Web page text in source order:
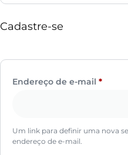
Cadastre-se
Endereço de e-mail *
Um link para definir uma nova
endereço de e-mail.